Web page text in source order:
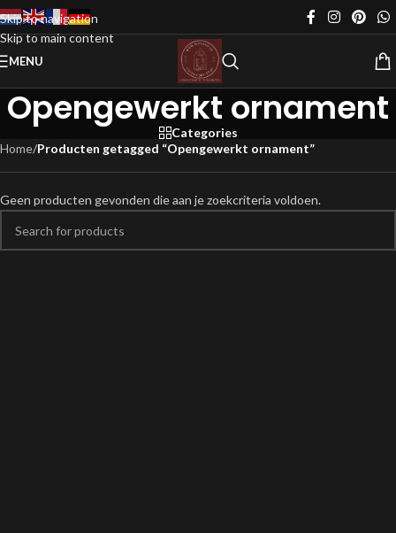
Skip to navigation
Skip to main content
MENU
Opengewerkt ornament
Categories
Home/Producten getagged “Opengewerkt ornament”
Geen producten gevonden die aan je zoekcriteria voldoen.